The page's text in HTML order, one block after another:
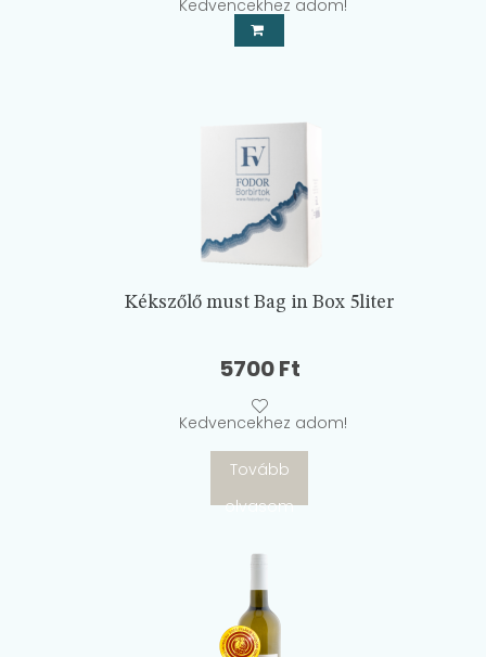
Kedvencekhez adom!
Kékszőlő must Bag in Box 5liter
5700Ft
Kedvencekhez adom!
Tovább
olvasom